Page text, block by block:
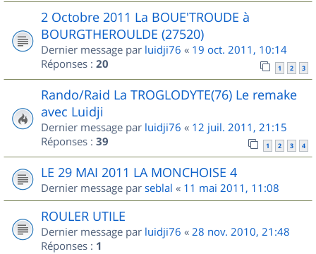
2 Octobre 2011 La BOUE'TROUDE à
BOURGTHEROULDE (27520)
Dernier message par luidji76 « 19 oct. 2011, 10:14
Réponses : 20 1 2 3
Rando/Raid La TROGLODYTE(76) Le remake
avec Luidji
Dernier message par luidji76 « 12 juil. 2011, 21:15
Réponses : 39 1 2 3 4
LE 29 MAI 2011 LA MONCHOISE 4
Dernier message par seblal « 11 mai 2011, 11:08
ROULER UTILE
Dernier message par luidji76 « 28 nov. 2010, 21:48
Réponses : 1